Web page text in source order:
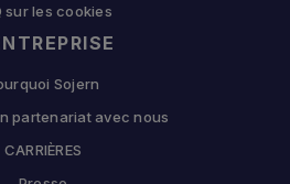
sur les cookies
Sojern
partenariat avec nous
CARRIÈRES